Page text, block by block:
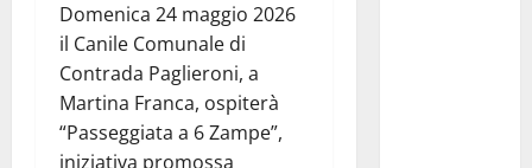
Domenica 24 maggio 2026
il Canile Comunale di
Contrada Paglieroni, a
Martina Franca, ospiterà
“Passeggiata a 6 Zampe”,
iniziativa promossa